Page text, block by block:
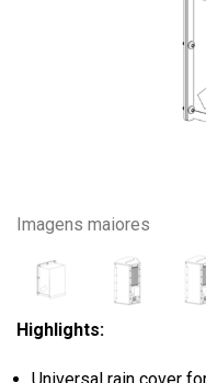
Imagens maiores
Highlights: